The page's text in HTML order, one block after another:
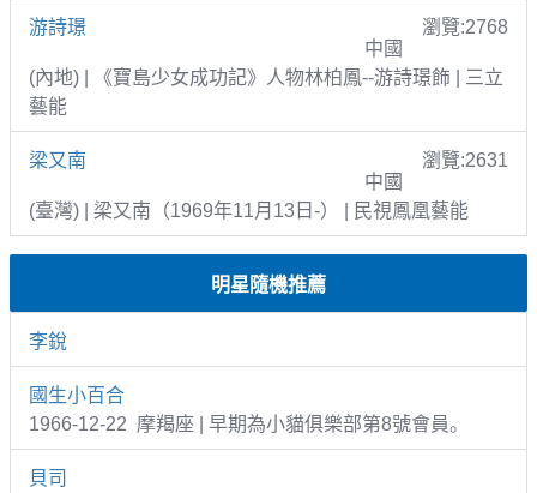
游詩璟
瀏覽:2768
中國
(內地) | 《寶島少女成功記》人物林柏鳳--游詩璟飾 | 三立
藝能
梁又南
瀏覽:2631
中國
(臺灣) | 梁又南（1969年11月13日-） | 民視鳳凰藝能
明星隨機推薦
李銳
國生小百合
1966-12-22 摩羯座 | 早期為小貓俱樂部第8號會員。
貝司